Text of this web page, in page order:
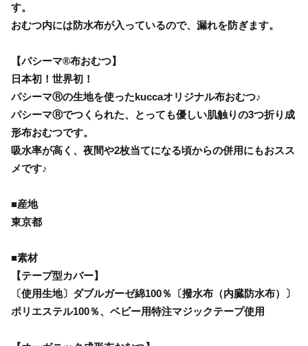
す。
おむつ内には防水布が入っているので、漏れを防ぎます。
【パシーマ®布おむつ】
日本初！世界初！
パシーマⓇの生地を使ったkuccaオリジナル布おむつ♪
パシーマⓇでつくられた、とっても優しい肌触りの3つ折り成
形布おむつです。
吸水率が高く、夜間や2枚当てになる頃からの併用にもおスス
メです♪
■産地
東京都
■素材
【テープ型カバー】
〔使用生地〕ダブルガーゼ綿100％〔撥水布（内臓防水布）〕
ポリエステル100％、ベビー用特注マジックテープ使用